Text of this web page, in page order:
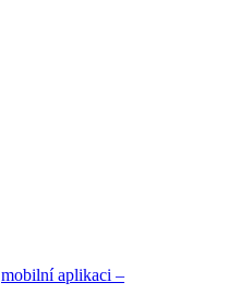
mobilní aplikaci –